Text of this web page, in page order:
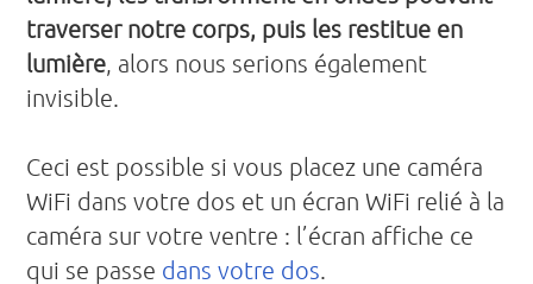
traverser notre corps, puis les restitue en
lumière, alors nous serions également
invisible.
Ceci est possible si vous placez une caméra
WiFi dans votre dos et un écran WiFi relié à la
caméra sur votre ventre : l’écran affiche ce
qui se passe dans votre dos.